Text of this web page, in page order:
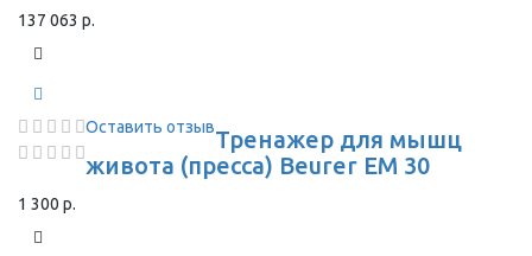
137 063 р.
Оставить отзывТренажер для мышц
живота (пресса) Beurer EM 30
1 300 р.